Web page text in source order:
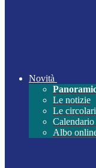
Novità
Le notizie
Le circolari
Calendario
Albo